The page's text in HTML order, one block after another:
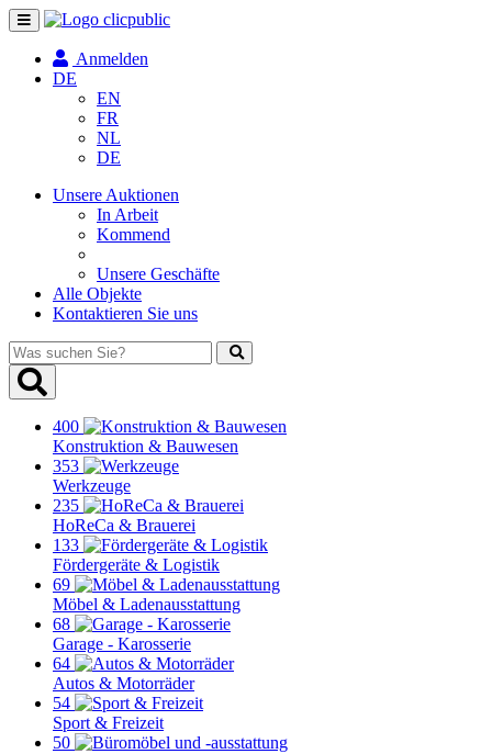
Navigation
umschalten
Anmelden
DE
EN
FR
NL
DE
Unsere Auktionen
In Arbeit
Kommend
Unsere Geschäfte
Alle Objekte
Kontaktieren Sie uns
Was
suchen
Sie?
400
Konstruktion & Bauwesen
353
Werkzeuge
235
HoReCa & Brauerei
133
Fördergeräte & Logistik
69
Möbel & Ladenausstattung
68
Garage - Karosserie
64
Autos & Motorräder
54
Sport & Freizeit
50